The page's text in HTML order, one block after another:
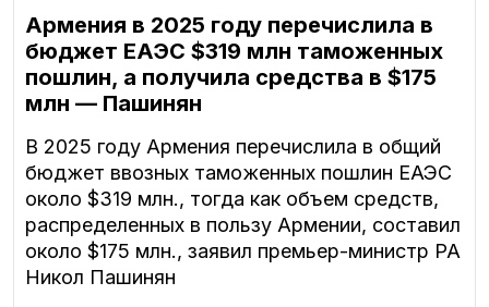
Армения в 2025 году перечислила в
бюджет ЕАЭС $319 млн таможенных
пошлин, а получила средства в $175
млн — Пашинян
В 2025 году Армения перечислила в общий
бюджет ввозных таможенных пошлин ЕАЭС
около $319 млн., тогда как объем средств,
распределенных в пользу Армении, составил
около $175 млн., заявил премьер-министр РА
Никол Пашинян